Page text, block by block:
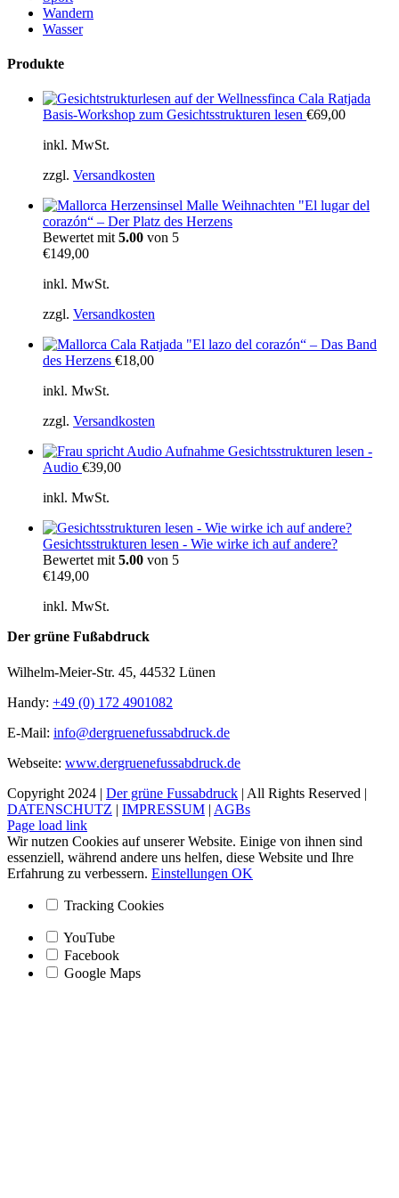
Wandern
Wasser
Produkte
Basis-Workshop zum Gesichtsstrukturen lesen €69,00
inkl. MwSt.
zzgl. Versandkosten
"El lugar del
corazón“ – Der Platz des Herzens
Bewertet mit 5.00 von 5
€149,00
inkl. MwSt.
zzgl. Versandkosten
"El lazo del corazón“ – Das Band
des Herzens €18,00
inkl. MwSt.
zzgl. Versandkosten
Gesichtsstrukturen lesen -
Audio €39,00
inkl. MwSt.
Gesichtsstrukturen lesen - Wie wirke ich auf andere?
Bewertet mit 5.00 von 5
€149,00
inkl. MwSt.
Der grüne Fußabdruck
Wilhelm-Meier-Str. 45, 44532 Lünen
Handy: +49 (0) 172 4901082
E-Mail: info@dergruenefussabdruck.de
Webseite: www.dergruenefussabdruck.de
Copyright 2024 | Der grüne Fussabdruck | All Rights Reserved |
DATENSCHUTZ | IMPRESSUM | AGBs
Facebook
Instagram
Page load link
Wir nutzen Cookies auf unserer Website. Einige von ihnen sind
essenziell, während andere uns helfen, diese Website und Ihre
Erfahrung zu verbessern. Einstellungen OK
Tracking Cookies
YouTube
Facebook
Google Maps